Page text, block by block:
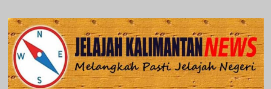
to
content